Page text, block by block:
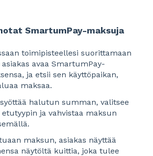
SmartumPay-maksuja
toimipisteellesi suorittamaan
avaa SmartumPay-
ja etsii sen käyttöpaikan,
maksaa.
halutun summan, valitsee
ja vahvistaa maksun
maksun, asiakas näyttää
näytöltä kuittia, joka tulee